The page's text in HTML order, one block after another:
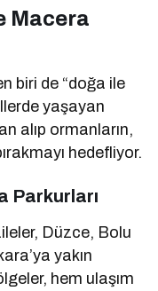
Macera
biri de “doğa ile
yaşayan
alıp ormanların,
hedefliyor.
Parkurları
Düzce, Bolu
yakın
hem ulaşım